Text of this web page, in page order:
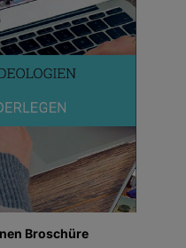
Broschüre